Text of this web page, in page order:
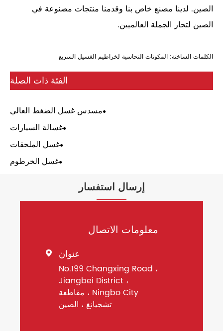
الصين. لدينا مصنع خاص بنا وقدمنا ​​منتجات مصنوعة في
الصين لتجار الجملة العالميين.
الكلمات الساخنة: المكونات النحاسية لخراطيم الغسيل السريع
الفئة ذات الصلة
مسدس غسل الضغط العالي
غسالة السيارات
غسل الملحقات
غسل الخرطوم
إرسال استفسار
معلومات الاتصال
 عنوان
No.199 Changxing Road ،
Jiangbei District ،
Ningbo City ، مقاطعة
تشجيانغ ، الصين